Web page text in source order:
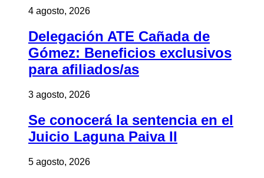
4 agosto, 2026
Delegación ATE Cañada de
Gómez: Beneficios exclusivos
para afiliados/as
3 agosto, 2026
Se conocerá la sentencia en el
Juicio Laguna Paiva II
5 agosto, 2026